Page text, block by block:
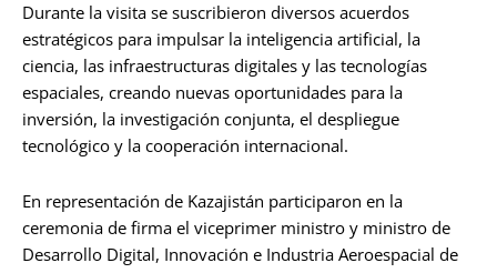
Durante la visita se suscribieron diversos acuerdos
estratégicos para impulsar la inteligencia artificial, la
ciencia, las infraestructuras digitales y las tecnologías
espaciales, creando nuevas oportunidades para la
inversión, la investigación conjunta, el despliegue
tecnológico y la cooperación internacional.
En representación de Kazajistán participaron en la
ceremonia de firma el viceprimer ministro y ministro de
Desarrollo Digital, Innovación e Industria Aeroespacial de